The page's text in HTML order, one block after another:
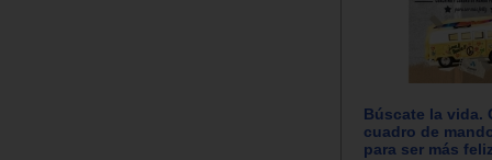
Búscate la vida.
cuadro de
para ser más